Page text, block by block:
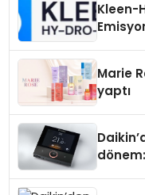
Kleen-
Marie
yaptı